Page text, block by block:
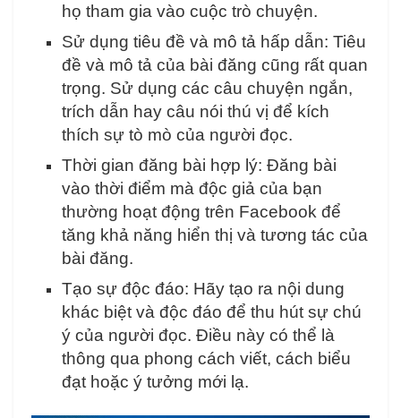
họ tham gia vào cuộc trò chuyện.
Sử dụng tiêu đề và mô tả hấp dẫn: Tiêu
đề và mô tả của bài đăng cũng rất quan
trọng. Sử dụng các câu chuyện ngắn,
trích dẫn hay câu nói thú vị để kích
thích sự tò mò của người đọc.
Thời gian đăng bài hợp lý: Đăng bài
vào thời điểm mà độc giả của bạn
thường hoạt động trên Facebook để
tăng khả năng hiển thị và tương tác của
bài đăng.
Tạo sự độc đáo: Hãy tạo ra nội dung
khác biệt và độc đáo để thu hút sự chú
ý của người đọc. Điều này có thể là
thông qua phong cách viết, cách biểu
đạt hoặc ý tưởng mới lạ.